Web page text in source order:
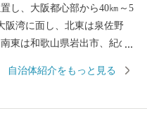
し、大阪都心部から40㎞～5
阪湾に面し、北東は泉佐野
東は和歌山県岩出市、紀の
国際空港の約1/3を含みま
自治体紹介をもっと見る